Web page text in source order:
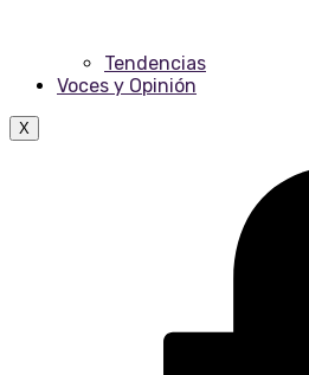
Tendencias
Voces y Opinión
X